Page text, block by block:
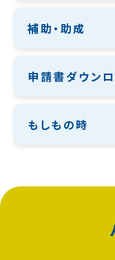
補助・助成
申請書ダウン
もしもの時